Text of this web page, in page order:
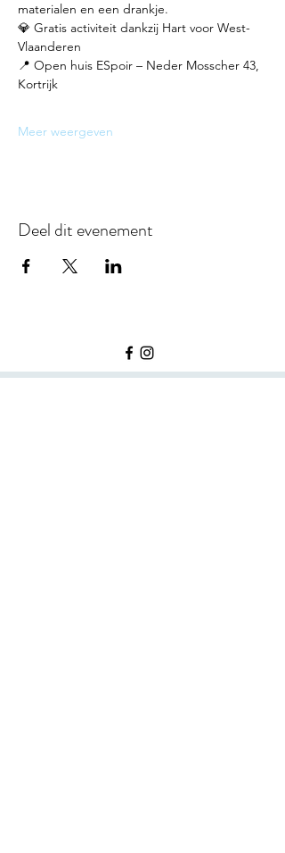
materialen en een drankje.
💎 Gratis activiteit dankzij Hart voor West-
Vlaanderen
📍 Open huis ESpoir – Neder Mosscher 43,
Kortrijk
Meer weergeven
Deel dit evenement